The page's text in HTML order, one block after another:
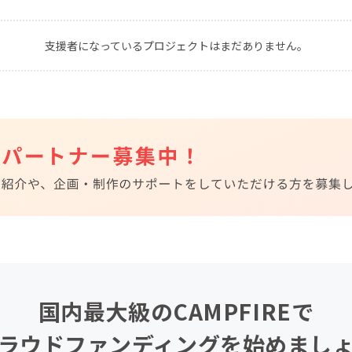
CAMPFIRE for Social Good
CAMPFIRE Creation
CAMPFIREふるさと納税
machi-ya コミュニティ
支援者になっているプロジェクトはまだありません。
国内最大級のCAMPFIREで
ウドファンディングを始めまし